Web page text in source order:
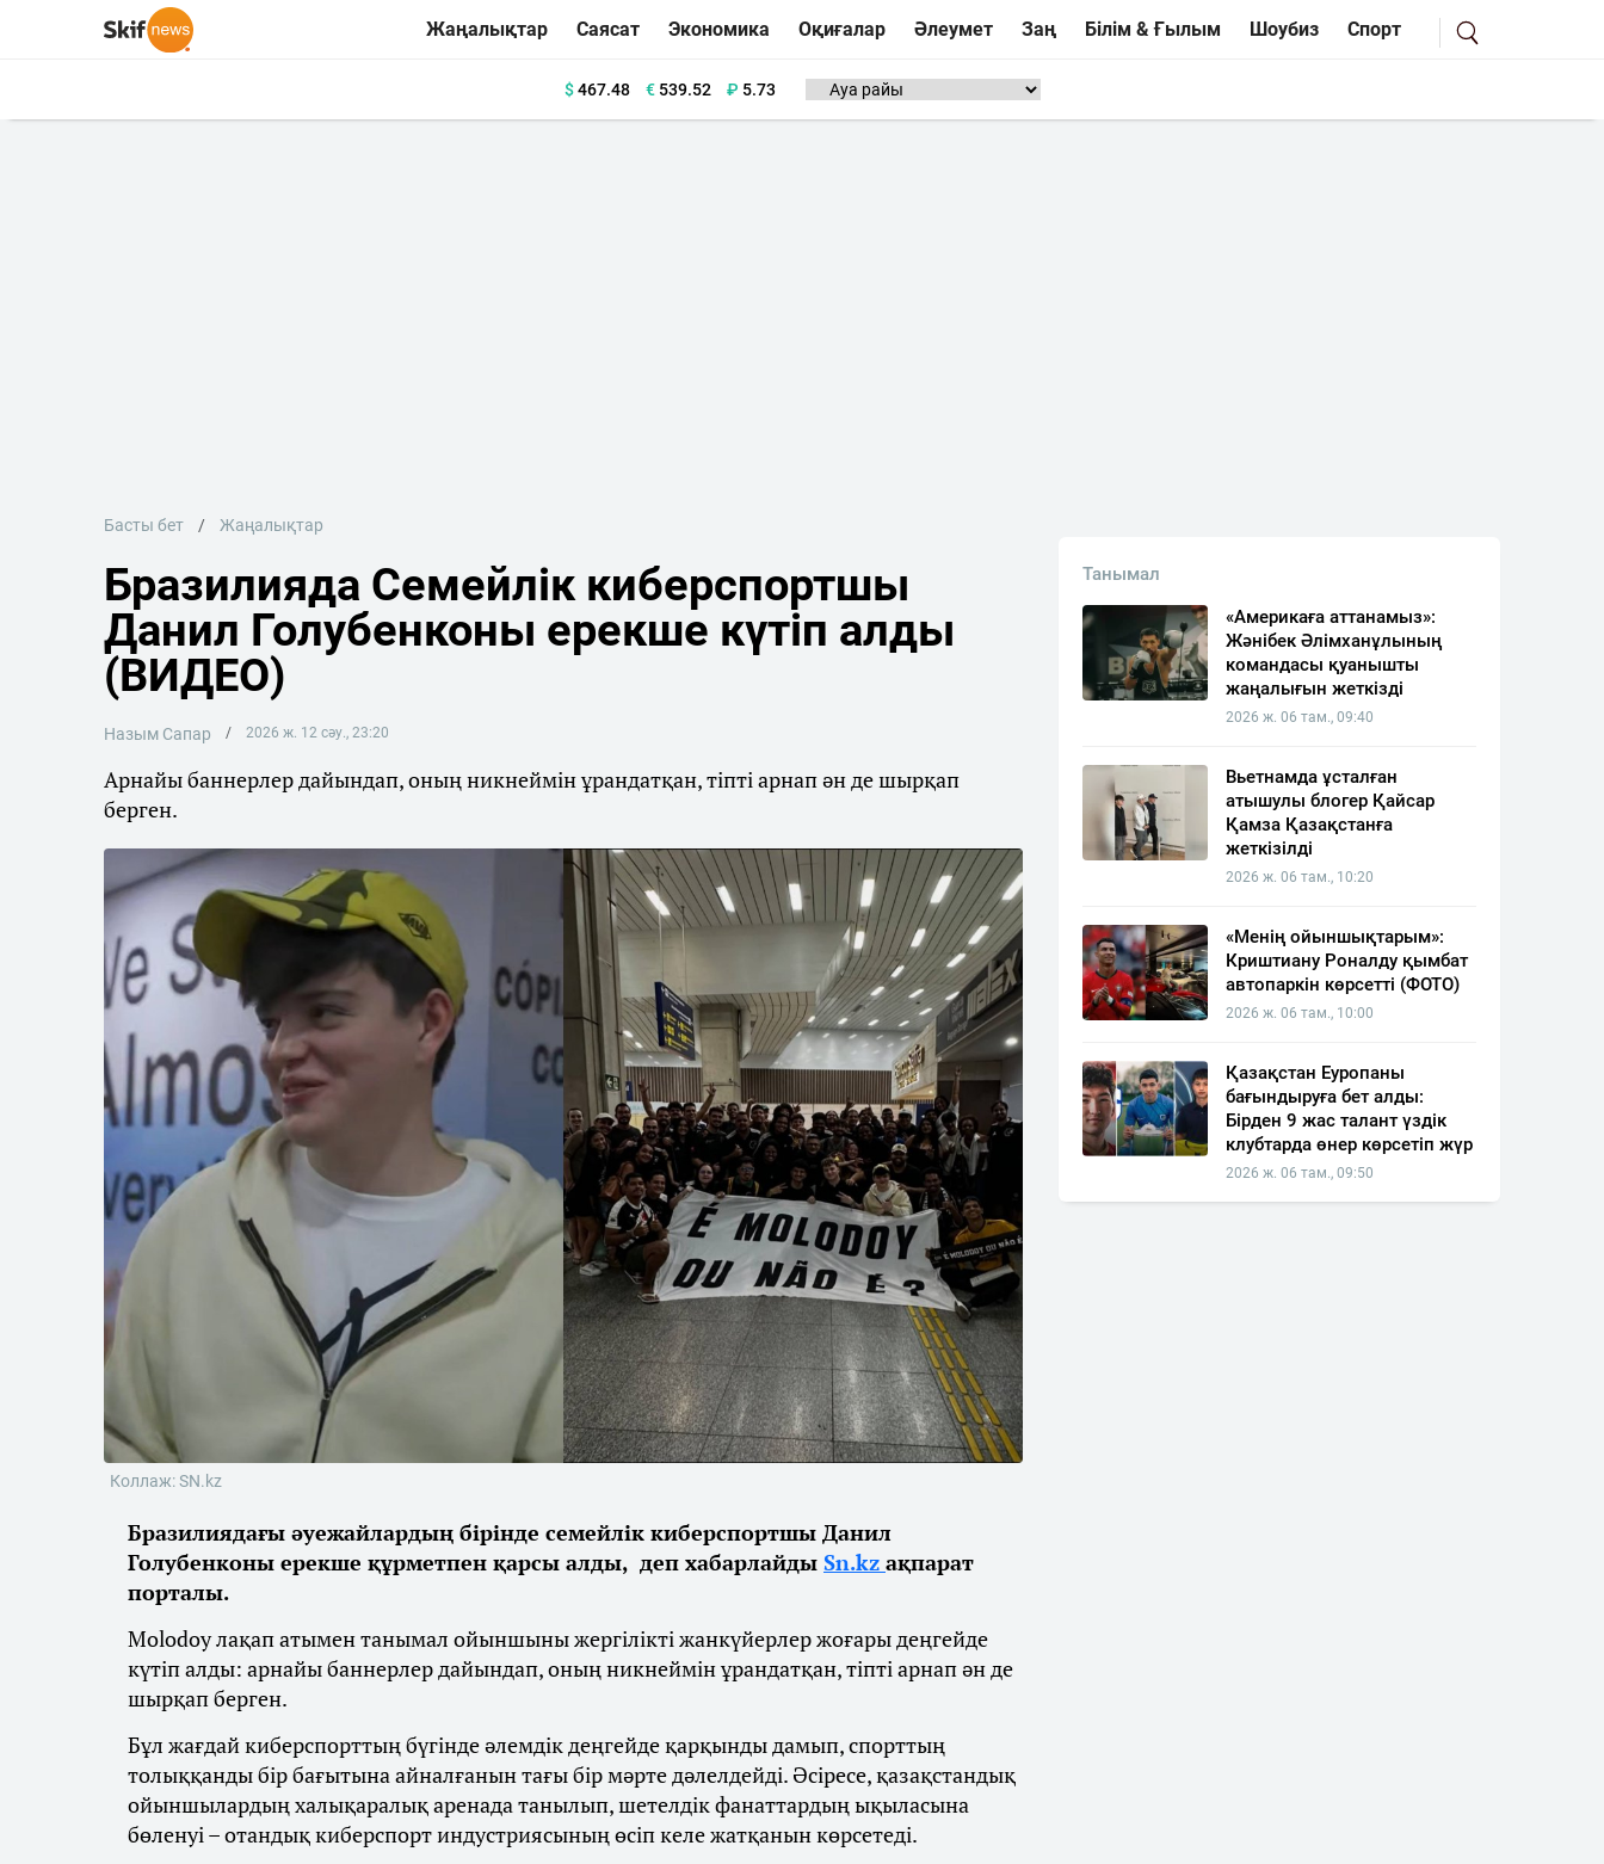
Жаңалықтар Саясат Экономика Оқиғалар Әлеумет Заң Білім & Ғылым Шоубиз Спорт
$467.48 €539.52 ₽ 5.73
Басты бет Жаңалықтар
Бразилияда Семейлік киберспортшы
Данил Голубенконы ерекше күтіп алды
(ВИДЕО)
Назым Сапар 2026 ж. 12 сәу., 23:20
Арнайы баннерлер дайындап, оның никнеймін ұрандатқан, тіпті арнап ән де шырқап
берген.
Коллаж: SN.kz
Бразилиядағы әуежайлардың бірінде семейлік киберспортшы Данил
Голубенконы ерекше құрметпен қарсы алды, деп хабарлайды Sn.kz ақпарат
порталы.
Molodoy лақап атымен танымал ойыншыны жергілікті жанкүйерлер жоғары деңгейде
күтіп алды: арнайы баннерлер дайындап, оның никнеймін ұрандатқан, тіпті арнап ән де
шырқап берген.
Бұл жағдай киберспорттың бүгінде әлемдік деңгейде қарқынды дамып, спорттың
толыққанды бір бағытына айналғанын тағы бір мәрте дәлелдейді. Әсіресе, қазақстандық
ойыншылардың халықаралық аренада танылып, шетелдік фанаттардың ықыласына
бөленуі – отандық киберспорт индустриясының өсіп келе жатқанын көрсетеді.
Танымал
«Америкаға аттанамыз»:
Жәнібек Әлімханұлының
командасы қуанышты
жаңалығын жеткізді
2026 ж. 06 там., 09:40
Вьетнамда ұсталған
атышулы блогер Қайсар
Қамза Қазақстанға
жеткізілді
2026 ж. 06 там., 10:20
«Менің ойыншықтарым»:
Криштиану Роналду қымбат
автопаркін көрсетті (ФОТО)
2026 ж. 06 там., 10:00
Қазақстан Еуропаны
бағындыруға бет алды:
Бірден 9 жас талант үздік
клубтарда өнер көрсетіп жүр
2026 ж. 06 там., 09:50